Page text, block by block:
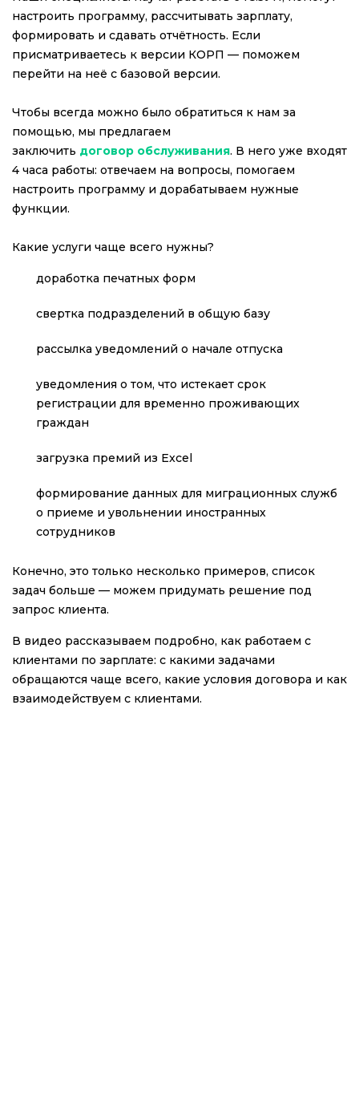
настроить программу, рассчитывать зарплату,
формировать и сдавать отчётность. Если
присматриваетесь к версии КОРП — поможем
перейти на неё с базовой версии.
Чтобы всегда можно было обратиться к нам за
помощью, мы предлагаем
заключить договор обслуживания. В него уже входят
4 часа работы: отвечаем на вопросы, помогаем
настроить программу и дорабатываем нужные
функции.
Какие услуги чаще всего нужны?
доработка печатных форм
свертка подразделений в общую базу
рассылка уведомлений о начале отпуска
уведомления о том, что истекает срок
регистрации для временно проживающих
граждан
загрузка премий из Excel
формирование данных для миграционных служб
о приеме и увольнении иностранных
сотрудников
Конечно, это только несколько примеров, список
задач больше — можем придумать решение под
запрос клиента.
В видео рассказываем подробно, как работаем с
клиентами по зарплате: с какими задачами
обращаются чаще всего, какие условия договора и как
взаимодействуем с клиентами.